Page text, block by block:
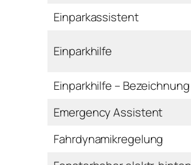
Einparkassistent
Einparkhilfe
Einparkhilfe – Bezeichnung
Emergency Assistent
Fahrdynamikregelung